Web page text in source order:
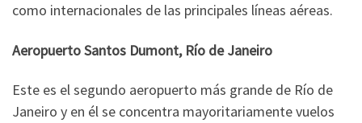
como internacionales de las principales líneas aéreas.
Aeropuerto Santos Dumont, Río de Janeiro
Este es el segundo aeropuerto más grande de Río de
Janeiro y en él se concentra mayoritariamente vuelos